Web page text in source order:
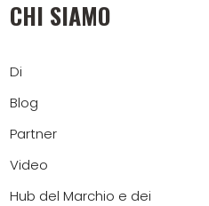
CHI SIAMO
Di
Blog
Partner
Video
Hub del Marchio e dei